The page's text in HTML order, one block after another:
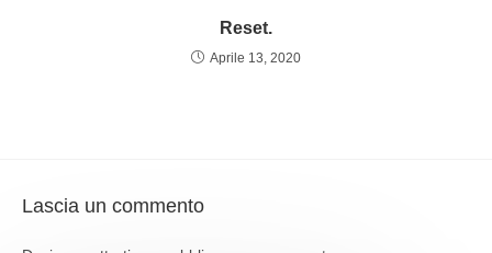
Reset.
Aprile 13, 2020
Lascia un commento